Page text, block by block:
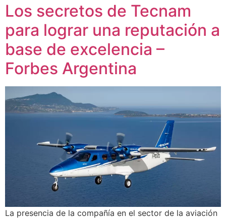
Los secretos de Tecnam
para lograr una reputación a
base de excelencia –
Forbes Argentina
La presencia de la compañía en el sector de la aviación